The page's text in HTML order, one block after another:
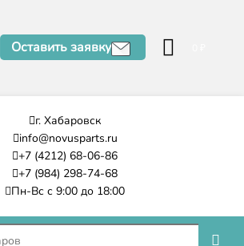
Оставить заявку
г. Хабаровск
info@novusparts.ru
+7 (4212) 68-06-86
+7 (984) 298-74-68
Пн-Вс с 9:00 до 18:00